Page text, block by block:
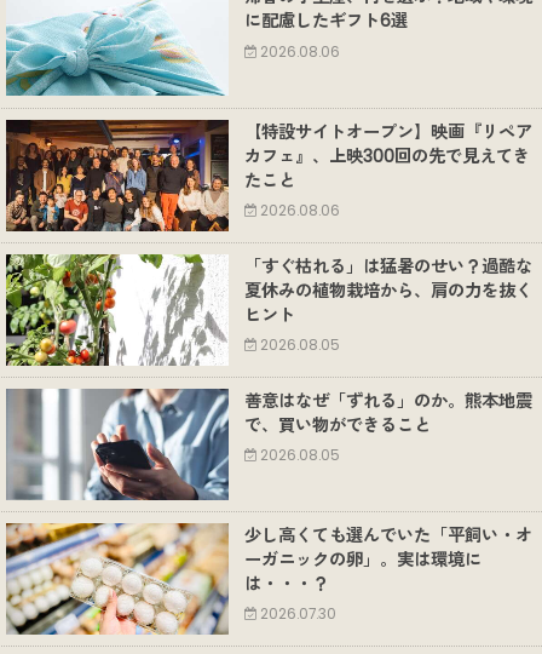
に配慮したギフト6選
2026.08.06
【特設サイトオープン】映画『リペア
カフェ』、上映300回の先で見えてき
たこと
2026.08.06
「すぐ枯れる」は猛暑のせい？過酷な
夏休みの植物栽培から、肩の力を抜く
ヒント
2026.08.05
善意はなぜ「ずれる」のか。熊本地震
で、買い物ができること
2026.08.05
少し高くても選んでいた「平飼い・オ
ーガニックの卵」。実は環境に
は・・・？
2026.07.30